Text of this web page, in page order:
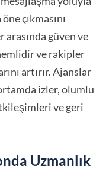
çıkmasını
güven ve
ve rakipler
artırır. Ajanslar
izler, olumlu
ve geri
Uzmanlık